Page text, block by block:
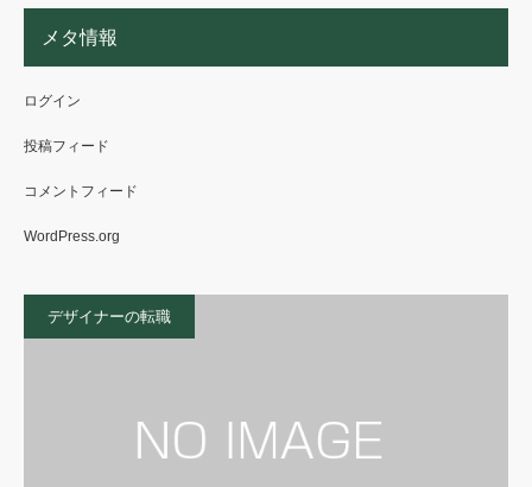
メタ情報
ログイン
投稿フィード
コメントフィード
WordPress.org
デザイナーの転職